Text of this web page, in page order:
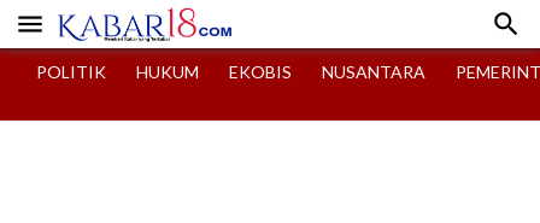
 
POLITIK HUKUM EKOBIS NUSANTARA